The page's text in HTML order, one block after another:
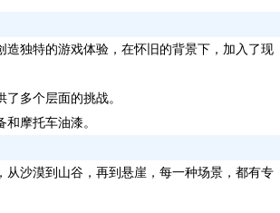
独特的游戏体验，在怀旧的背景下，加入了现
多个层面的挑战。
摩托车油漆。
沙漠到山谷，再到悬崖，每一种场景，都有专